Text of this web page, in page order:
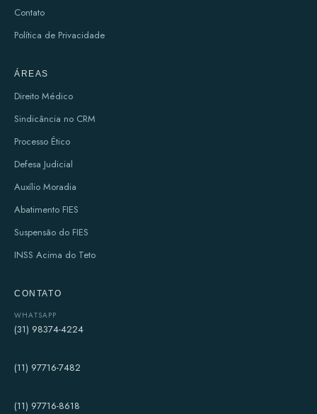
Contato
Política de Privacidade
ÁREAS
Direito Médico
Sindicância no CRM
Processo Ético
Defesa Judicial
Auxílio Moradia
Abatimento FIES
Suspensão do FIES
INSS Acima do Teto
CONTATO
WHATSAPP
(31) 98374-4224
(11) 97716-7482
(11) 97716-8618